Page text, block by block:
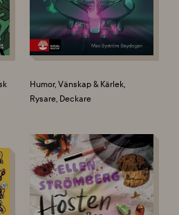
Humor, Vänskap & Kärlek,
Rysare, Deckare